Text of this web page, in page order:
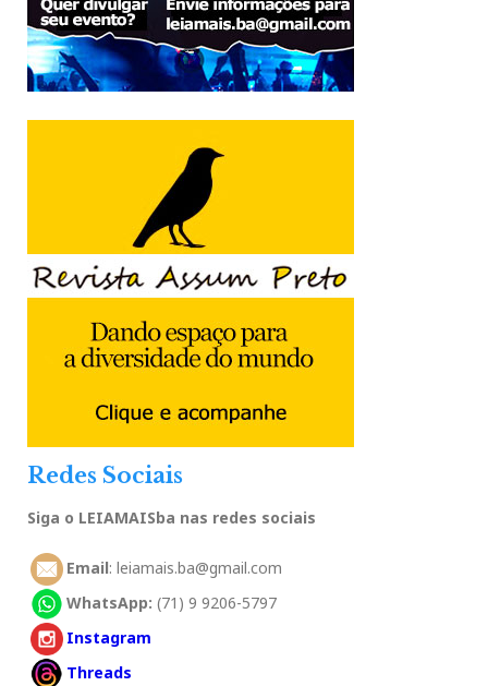
Redes Sociais
Siga o LEIAMAISba nas redes sociais
Email: leiamais.ba@gmail.com
WhatsApp: (71) 9 9206-5797
Instagram
Threads